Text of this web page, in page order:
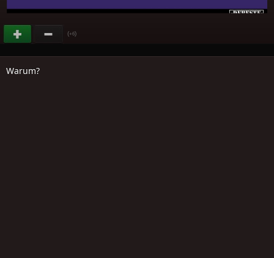
(+6)
Warum?